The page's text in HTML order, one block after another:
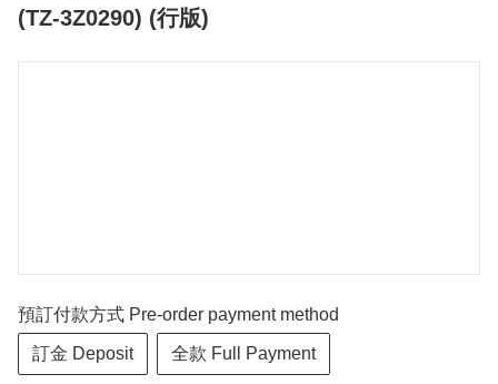
(TZ-3Z0290) (行版)
預訂付款方式 Pre-order payment method
訂金 Deposit 全款 Full Payment